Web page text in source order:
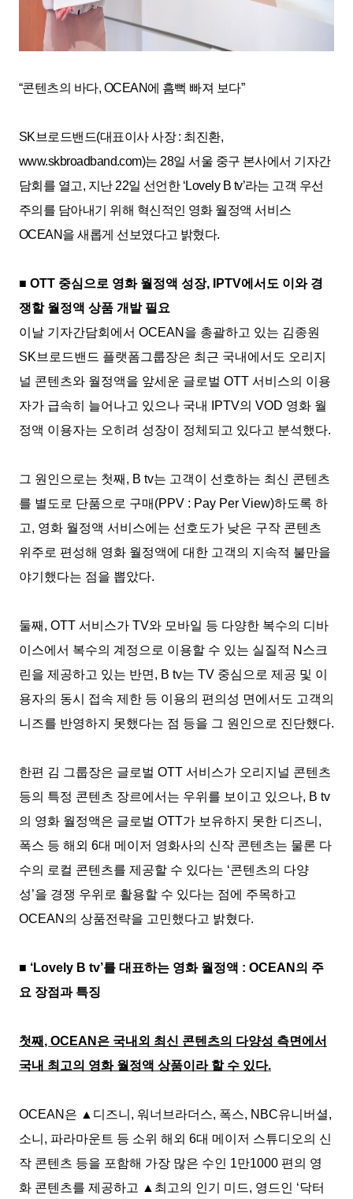
“콘텐츠의 바다, OCEAN에 흠뻑 빠져 보다”
SK 브로드밴드(대표이사 사장: 최진환,
www.skbroadband.com)는 28일 서울 중구 본사에서 기자간
담회를 열고, 지난 22일 선언한 ‘Lovely B tv’라는 고객 우선
주의를 담아내기 위해 혁신적인 영화 월정액 서비스
OCEAN을 새롭게 선보였다고 밝혔다.
■ OTT 중심으로 영화 월정액 성장, IPTV에서도 이와 경
쟁할 월정액 상품 개발 필요
이날 기자간담회에서 OCEAN 을 총괄하고 있는 김종원
SK 브로드밴드 플랫폼그룹장은 최근 국내에서도 오리지
널 콘텐츠와 월정액을 앞세운 글로벌 OTT 서비스의 이용
자가 급속히 늘어나고 있으나 국내
IPTV의 VOD 영화 월
정액 이용자는 오히려 성장이 정체되고 있다고 분석했다.
그 원인으로는 첫째 , B tv는 고객이 선호하는 최신 콘텐츠
를 별도로 단품으로 구매 (PPV : Pay Per View)하도록 하
고, 영화 월정액 서비스에는 선호도가 낮은 구작 콘텐츠
위주로 편성해 영화 월정액에 대한 고객의 지속적 불만을
야기했다는 점을 뽑았다.
둘째 , OTT 서비스가 TV와 모바일 등 다양한 복수의 디바
이스에서 복수의 계정으로 이용할 수 있는 실질적 N 스크
린을 제공하고 있는 반면 , B tv는 TV 중심으로 제공 및 이
용자의 동시 접속 제한 등 이용의 편의성 면에서도 고객의
니즈를 반영하지 못했다는 점 등을 그 원인으로 진단했다.
한편 김 그룹장은 글로벌 OTT 서비스가 오리지널 콘텐츠
등의 특정 콘텐츠 장르에서는 우위를 보이고 있으나, B tv
의 영화 월정액은 글로벌 OTT가 보유하지 못한 디즈니 ,
폭스 등 해외 6대 메이저 영화사의 신작 콘텐츠는 물론 다
수의 로컬 콘텐츠를 제공할 수 있다는 ‘콘텐츠의 다양
성’을 경쟁 우위로 활용할 수 있다는 점에 주목하고
OCEAN 의 상품전략을 고민했다고 밝혔다.
■ ‘Lovely B tv’를 대표하는 영화 월정액 : OCEAN 의 주
요 장점과 특징
첫째 , OCEAN 은 국내외 최신 콘텐츠의 다양성 측면에서
국내 최고의 영화 월정액 상품이라 할 수 있다.
OCEAN 은 ▲ 디즈니 , 워너브라더스, 폭스, NBC유니버셜,
소니 , 파라마운트 등 소위 해외 6대 메이저 스튜디오의 신
작 콘텐츠 등을 포함해 가장 많은 수인 1만1000 편의 영
화 콘텐츠를 제공하고 ▲ 최고의 인기 미드, 영드인 ‘닥터